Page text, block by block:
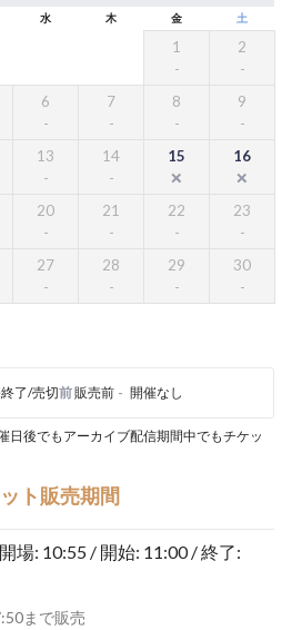
水 木 金 土
1 2
6 7 8 9
13 14 15 16
20 21 22 23
27 28 29 30
了/売切前販売前 - 開催なし
後でもアーカイブ配信期間中でもチケッ
ト販売期間
開場: 10:55 / 開始: 11:00 / 終了:
まで販売